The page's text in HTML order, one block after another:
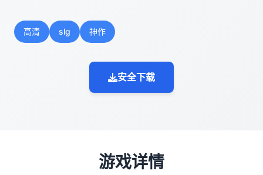
高清 slg 神作
安全下载
游戏详情